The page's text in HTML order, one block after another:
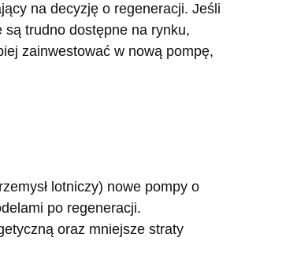
na decyzję o regeneracji. Jeśli
są trudno dostępne na rynku,
zainwestować w nową pompę,
lotniczy) nowe pompy o
po regeneracji.
oraz mniejsze straty